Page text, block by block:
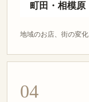
町田・相模原
地域のお店、街の変化
04